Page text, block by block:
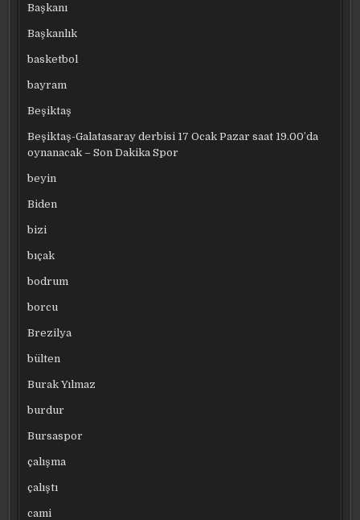
Başkanı
Başkanlık
basketbol
bayram
Beşiktaş
Beşiktaş-Galatasaray derbisi 17 Ocak Pazar saat 19.00’da
oynanacak – Son Dakika Spor
beyin
Biden
bizi
bıçak
bodrum
borcu
Brezilya
bülten
Burak Yılmaz
burdur
Bursaspor
çalışma
çalıştı
cami